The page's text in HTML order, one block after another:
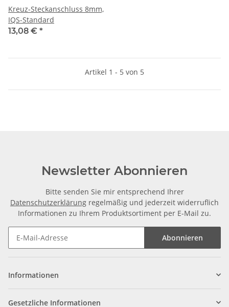
Kreuz-Steckanschluss 8mm,
IQS-Standard
13,08 € *
Artikel 1 - 5 von 5
Newsletter Abonnieren
Bitte senden Sie mir entsprechend Ihrer
Datenschutzerklärung regelmäßig und jederzeit widerruflich
Informationen zu Ihrem Produktsortiment per E-Mail zu.
Abonnieren
Informationen
Gesetzliche Informationen